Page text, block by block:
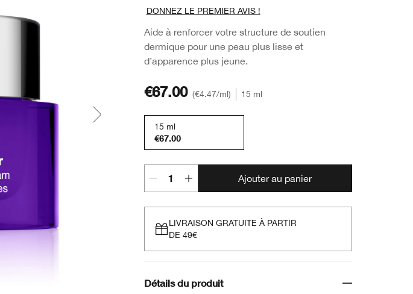
DONNEZ LE PREMIER AVIS !
Aide à renforcer votre structure de soutien
dermique pour une peau plus lisse et
d’apparence plus jeune.
€67.00 €4.47/ml 15 ml
15 ml
€67.00
Ajouter au panier
LIVRAISON GRATUITE À PARTIR
DE 49€
Détails du produit